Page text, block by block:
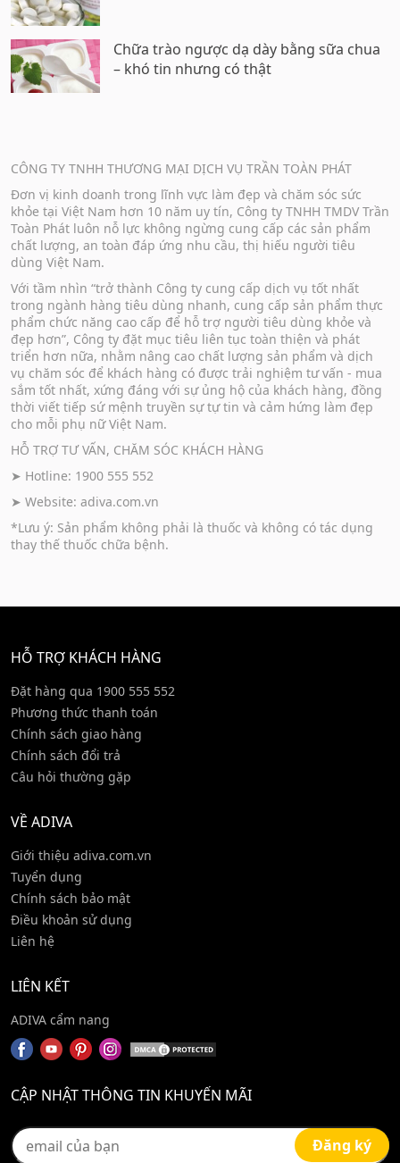
Chữa trào ngược dạ dày bằng sữa chua
– khó tin nhưng có thật
CÔNG TY TNHH THƯƠNG MẠI DỊCH VỤ TRẦN TOÀN PHÁT
Đơn vị kinh doanh trong lĩnh vực làm đẹp và chăm sóc sức
khỏe tại Việt Nam hơn 10 năm uy tín, Công ty TNHH TMDV Trần
Toàn Phát luôn nỗ lực không ngừng cung cấp các sản phẩm
chất lượng, an toàn đáp ứng nhu cầu, thị hiếu người tiêu
dùng Việt Nam.
Với tầm nhìn “trở thành Công ty cung cấp dịch vụ tốt nhất
trong ngành hàng tiêu dùng nhanh, cung cấp sản phẩm thực
phẩm chức năng cao cấp để hỗ trợ người tiêu dùng khỏe và
đẹp hơn”, Công ty đặt mục tiêu liên tục toàn thiện và phát
triển hơn nữa, nhằm nâng cao chất lượng sản phẩm và dịch
vụ chăm sóc để khách hàng có được trải nghiệm tư vấn - mua
sắm tốt nhất, xứng đáng với sự ủng hộ của khách hàng, đồng
thời viết tiếp sứ mệnh truyền sự tự tin và cảm hứng làm đẹp
cho mỗi phụ nữ Việt Nam.
HỖ TRỢ TƯ VẤN, CHĂM SÓC KHÁCH HÀNG
➤ Hotline: 1900 555 552
➤ Website: adiva.com.vn
*Lưu ý: Sản phẩm không phải là thuốc và không có tác dụng
thay thế thuốc chữa bệnh.
HỖ TRỢ KHÁCH HÀNG
Đặt hàng qua 1900 555 552
Phương thức thanh toán
Chính sách giao hàng
Chính sách đổi trả
Câu hỏi thường gặp
VỀ ADIVA
Giới thiệu adiva.com.vn
Tuyển dụng
Chính sách bảo mật
Điều khoản sử dụng
Liên hệ
LIÊN KẾT
ADIVA cẩm nang
CẬP NHẬT THÔNG TIN KHUYẾN MÃI